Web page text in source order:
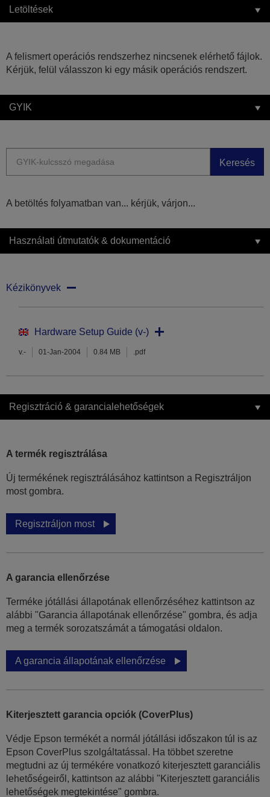
Letöltések
A felismert operációs rendszerhez nincsenek elérhető fájlok.
Kérjük, felül válasszon ki egy másik operációs rendszert.
GYIK
Keresés
A betöltés folyamatban van... kérjük, várjon...
Használati útmutatók & dokumentáció
Kézikönyvek
Hardware Setup Guide (v-)
v.- 01-Jan-2004 0.84 MB .pdf
Regisztráció & garancialehetőségek
A termék regisztrálása
Új termékének regisztrálásához kattintson a Regisztráljon
most gombra.
Regisztráljon most
A garancia ellenőrzése
Terméke jótállási állapotának ellenőrzéséhez kattintson az
alábbi "Garancia állapotának ellenőrzése" gombra, és adja
meg a termék sorozatszámát a támogatási oldalon.
A garancia állapotának ellenőrzése
Kiterjesztett garancia opciók (CoverPlus)
Védje Epson termékét a normál jótállási időszakon túl is az
Epson CoverPlus szolgáltatással. Ha többet szeretne
megtudni az új termékére vonatkozó kiterjesztett garanciális
lehetőségeiről, kattintson az alábbi "Kiterjesztett garanciális
lehetőségek megtekintése" gombra.